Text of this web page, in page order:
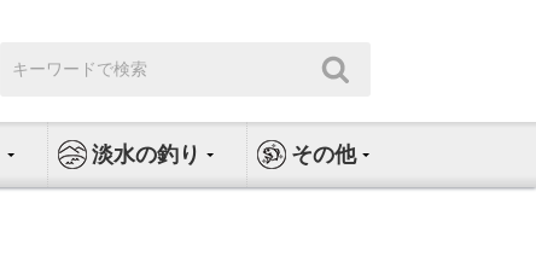
索:
淡水の釣り その他